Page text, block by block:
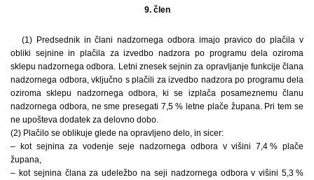
9. člen
(1) Predsednik in člani nadzornega odbora imajo pravico do plačila v
obliki sejnine in plačila za izvedbo nadzora po programu dela oziroma
sklepu nadzornega odbora. Letni znesek sejnin za opravljanje funkcije člana
nadzornega odbora, vključno s plačili za izvedbo nadzora po programu dela
oziroma sklepu nadzornega odbora, ki se izplača posameznemu članu
nadzornega odbora, ne sme presegati 7,5 % letne plače župana. Pri tem se
ne upošteva dodatek za delovno dobo.
(2) Plačilo se oblikuje glede na opravljeno delo, in sicer:
– kot sejnina za vodenje seje nadzornega odbora v višini 7,4 % plače
župana,
– kot sejnina člana za udeležbo na seji nadzornega odbora v višini 5,3 %